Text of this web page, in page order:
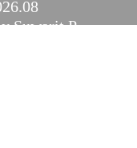
Suwarit P.